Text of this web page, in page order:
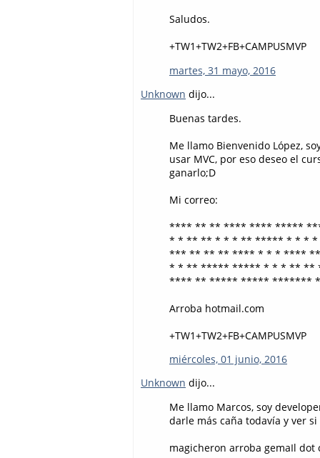
Saludos.
+TW1+TW2+FB+CAMPUSMVP
martes, 31 mayo, 2016
Unknown dijo...
Buenas tardes.
Me llamo Bienvenido López,
usar MVC, por eso deseo el
ganarlo;D
Mi correo:
**** ** ** **** **** *****
* * ** ** * * * ** ***** * * * *
*** ** ** ** **** * * * ****
* * ** ***** ***** * * * ** **
**** ** ***** ***** *******
Arroba hotmail.com
+TW1+TW2+FB+CAMPUSMVP
miércoles, 01 junio, 2016
Unknown dijo...
Me llamo Marcos, soy
darle más caña todavía y ver
magicheron arroba gemaIl dot